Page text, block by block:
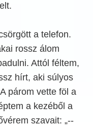
a telefon.
rossz álom
Attól féltem,
hírt, aki súlyos
párom vette föl a
a kezéből a
szavait: „--